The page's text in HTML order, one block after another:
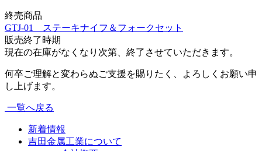
終売商品
GTJ-01 ステーキナイフ＆フォークセット
販売終了時期
現在の在庫がなくなり次第、終了させていただきます。
何卒ご理解と変わらぬご支援を賜りたく、よろしくお願い申
し上げます。
一覧へ戻る
新着情報
吉田金属工業について